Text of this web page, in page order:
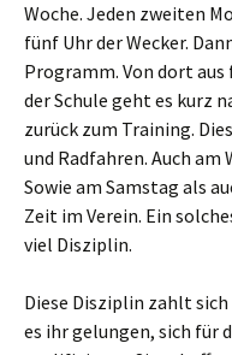
Woche. Jeden zweiten
fünf Uhr der Wecker.
Programm. Von dort
der Schule geht es kurz
zurück zum Training.
und Radfahren. Auch am
Sowie am Samstag als
Zeit im Verein. Ein
viel Disziplin.
Diese Disziplin zahlt
es ihr gelungen, sich für